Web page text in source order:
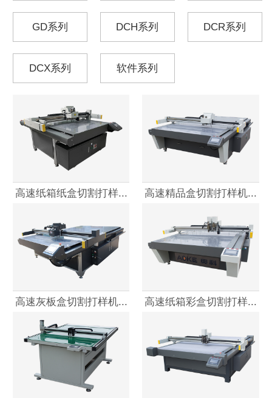
GD系列 DCH系列 DCR系列
DCX系列 软件系列
高速纸箱纸盒切割打样... 高速精品盒切割打样机...
高速灰板盒切割打样机... 高速纸箱彩盒切割打样...